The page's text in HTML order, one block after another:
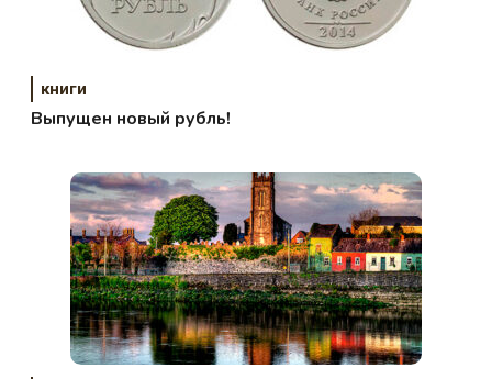
книги
Выпущен новый рубль!